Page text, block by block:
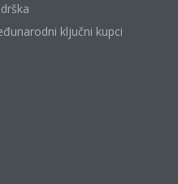
ključni kupci